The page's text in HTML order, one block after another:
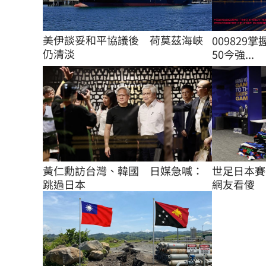
美伊談妥和平協議後　荷莫茲海峽
仍清淡
009829掌
50今強...
黃仁勳訪台灣、韓國　日媒急喊：
跳過日本
世足日本
網友看傻